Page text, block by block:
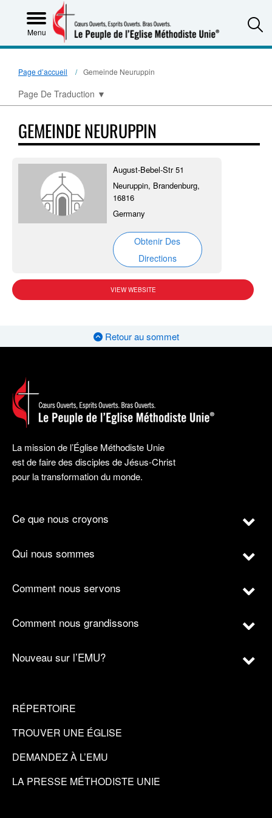
Menu
Page d’accueil Gemeinde Neuruppin
Page De Traduction ▼
GEMEINDE NEURUPPIN
August-Bebel-Str 51
Neuruppin, Brandenburg,
16816
Germany
Obtenir Des
Directions
VIEW WEBSITE
Retour au sommet
La mission de l’Église Méthodiste Unie
est de faire des disciples de Jésus-Christ
pour la transformation du monde.
Ce que nous croyons
Qui nous sommes
Comment nous servons
Comment nous grandissons
Nouveau sur l’EMU?
RÉPERTOIRE
TROUVER UNE ÉGLISE
DEMANDEZ À L’EMU
LA PRESSE MÉTHODISTE UNIE